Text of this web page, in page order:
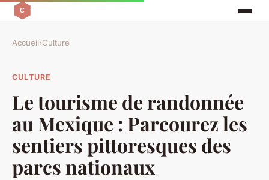
Accueil›Culture
CULTURE
Le tourisme de randonnée
au Mexique : Parcourez les
sentiers pittoresques des
parcs nationaux